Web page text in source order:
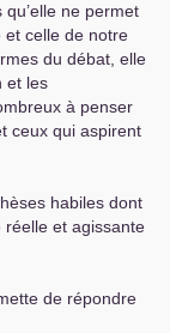
ne permet
et celle de notre
du débat, elle
et les
à penser
ceux qui aspirent
habiles dont
et agissante
de répondre